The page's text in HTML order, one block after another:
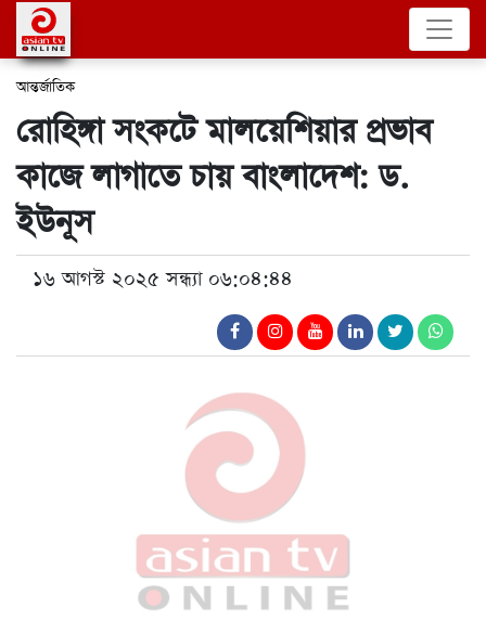
আন্তর্জাতিক
রোহিঙ্গা সংকটে মালয়েশিয়ার প্রভাব
কাজে লাগাতে চায় বাংলাদেশ: ড.
ইউনূস
১৬ আগস্ট ২০২৫ সন্ধ্যা ০৬:০৪:৪৪